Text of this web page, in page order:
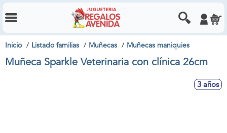
Inicio Listado familias Muñecas Muñecas maniquies
Muñeca Sparkle Veterinaria con clínica 26cm
3 años